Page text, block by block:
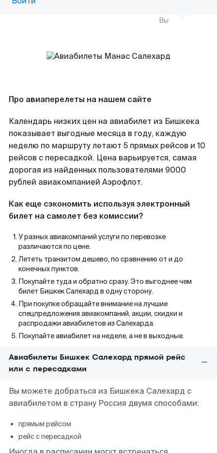
Вы
Про авиаперелеты на нашем сайте
Календарь низких цен на авиабилет из Бишкека
показывает выгодные месяца в году, каждую
неделю по маршруту летают 5 прямых рейсов и 10
рейсов с пересадкой. Цена варьируется, самая
дорогая из найденных пользователями 9000
рублей авиакомпанией Аэрофлот.
Как еще сэкономить используя электронный
билет на самолет без комиссии?
У разных авиакомпаний услуги по перевозке
различаются по цене.
Лететь транзитом дешево, по сравнению от и до
конечных пунктов.
Покупайте туда и обратно сразу. Это выгоднее чем
билет Бишкек Салехард в одну сторону.
При покупке обращайте внимание на лучшие
спецпредложения авиакомпаний, акции, скидки и
распродажи авиабилетов из Салехарда.
Покупайте авиабилет на неделе, а не в выходные.
Авиабилеты Бишкек Салехард прямой рейс
или с пересадками
Вы можете добраться из Бишкека Салехард с
авиабилетом в страну Россия двумя способами:
прямым рейсом
рейс с пересадкой